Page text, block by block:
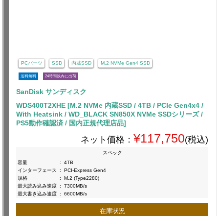
PCパーツ SSD 内蔵SSD M.2 NVMe Gen4 SSD
送料無料 24時間以内に出荷
SanDisk サンディスク
WDS400T2XHE [M.2 NVMe 内蔵SSD / 4TB / PCIe Gen4x4 /
With Heatsink / WD_BLACK SN850X NVMe SSDシリーズ /
PS5動作確認済 / 国内正規代理店品]
ネット価格： ¥117,750(税込)
スペック
容量
:
4TB
インターフェース
:
PCI-Express Gen4
規格
:
M.2 (Type2280)
最大読み込み速度 :
7300MB/s
最大書き込み速度 : 6600MB/s
在庫状況